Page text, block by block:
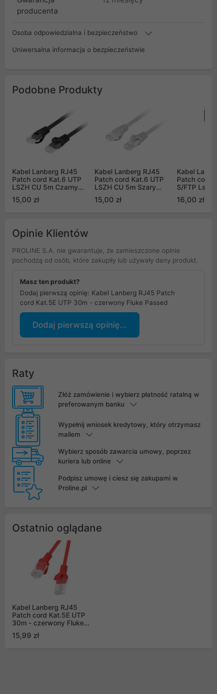
producenta
Osoba odpowiedzialna i bezpieczeństwo
Uniwersalna informacja o bezpieczeństwie
Podobne Produkty
Kabel Lanberg RJ45
Patch cord Kat.6 UTP
LSZH CU 5m Czarny
Fluke Passed (PCU6-
10CU-0500-BK)
15,00 zł
Kabel Lanberg RJ45
Patch cord Kat.6 UTP
LSZH CU 5m Szary
Fluke Passed (PCU6-
10CU-0500-S)
15,00 zł
Kabel
Patch cord
S/FTP Lszh
Fluke
16,00 zł
Opinie Klientów
PROLINE S.A. nie gwarantuje, że zamieszczone opinie
pochodzą od osób, które zakupiły lub używały dany produkt.
Masz ten produkt?
Dodaj pierwszą opinię: Kabel Lanberg RJ45 Patch
cord Kat.5E UTP 30m - czerwony Fluke Passed
Dodaj pierwszą opinię...
Raty
Złóż zamówienie i wybierz płatność ratalną w
preferowanym banku
Wypełnij wniosek kredytowy, który otrzymasz
mailem
Wybierz sposób zawarcia umowy, poprzez
kuriera lub online
Podpisz umowę i ciesz się zakupami w
Proline.pl
Ostatnio oglądane
Kabel Lanberg RJ45
Patch cord Kat.5E UTP
30m - czerwony Fluke
15,99 zł